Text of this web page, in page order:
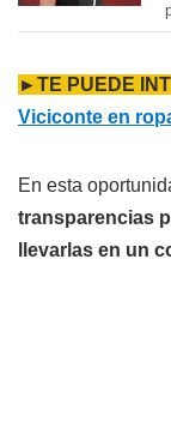
►TE PUEDE
Viciconte en
En esta
transparencias
llevarlas en un